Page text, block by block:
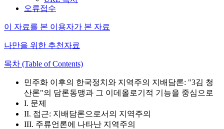
오류접수
이 자료를 본 이용자가 본 자료
나만을 위한 추천자료
목차 (Table of Contents)
민주화 이후의 한국정치와 지역주의 지배담론: "3김 청
산론"의 담론동맹과 그 이데올로기적 기능을 중심으로
I. 문제
II. 접근: 지배담론으로서의 지역주의
III. 주류언론에 나타난 지역주의